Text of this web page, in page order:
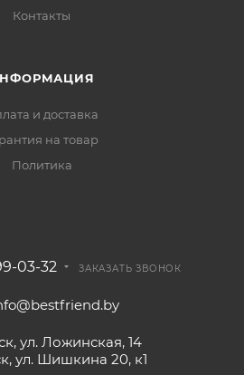
Контакты
и доставка
на товар
Политика
03-32 ЗАКАЗАТЬ ЗВОНОК
ул. Ложинская, 14
ул. Шишкина 20, к1